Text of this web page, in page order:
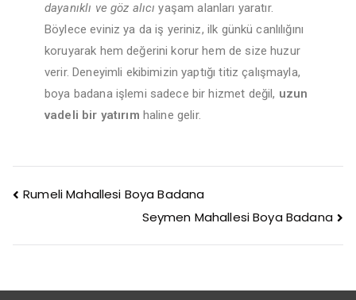
dayanıklı ve göz alıcı yaşam alanları yaratır.
Böylece eviniz ya da iş yeriniz, ilk günkü canlılığını
koruyarak hem değerini korur hem de size huzur
verir. Deneyimli ekibimizin yaptığı titiz çalışmayla,
boya badana işlemi sadece bir hizmet değil, uzun
vadeli bir yatırım haline gelir.
Rumeli Mahallesi Boya Badana
Seymen Mahallesi Boya Badana